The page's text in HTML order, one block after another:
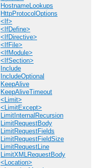
HostnameLookups
HttpProtocolOptions
<If>
<IfDefine>
<IfDirective>
<IfFile>
<IfModule>
<IfSection>
Include
IncludeOptional
KeepAlive
KeepAliveTimeout
<Limit>
<LimitExcept>
LimitInternalRecursion
LimitRequestBody
LimitRequestFields
LimitRequestFieldSize
LimitRequestLine
LimitXMLRequestBody
<Location>